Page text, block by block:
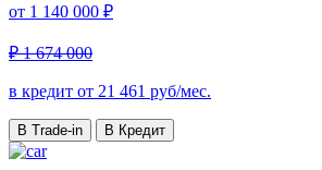
от 1 140 000 ₽
₽ 1 674 000
в кредит от 21 461 руб/мес.
В Trade-in В Кредит